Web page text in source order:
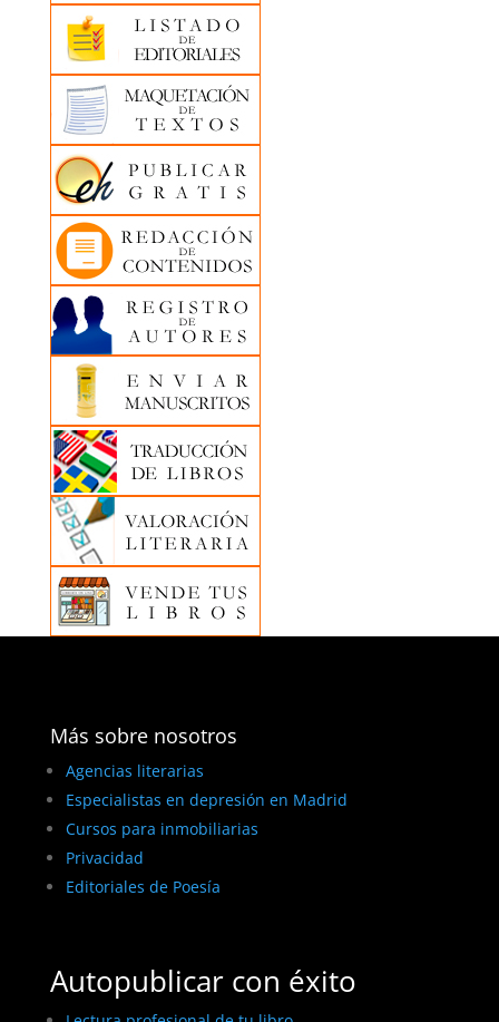
Más sobre nosotros
Agencias literarias
Especialistas en depresión en Madrid
Cursos para inmobiliarias
Privacidad
Editoriales de Poesía
Autopublicar con éxito